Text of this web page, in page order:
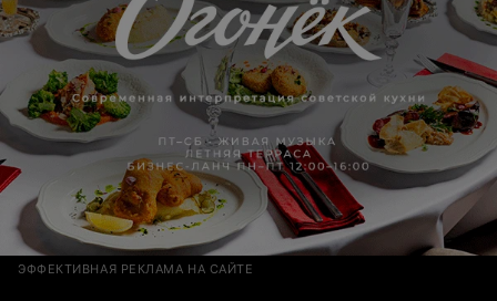
выяснили и это их вина, предложила доставку заказа
со скидкой, до этого озвучив, что ожидание 1ч40мин
ЭФФЕКТИВНАЯ РЕКЛАМА НА САЙТЕ